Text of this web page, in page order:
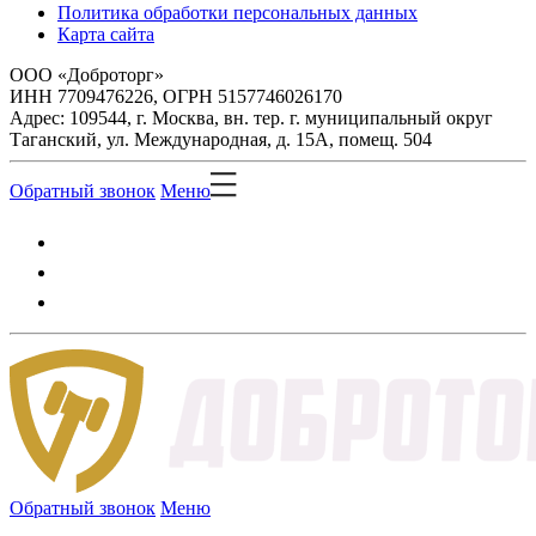
Политика обработки персональных данных
Карта сайта
ООО «Доброторг»
ИНН 7709476226, ОГРН 5157746026170
Адрес: 109544, г. Москва, вн. тер. г. муниципальный округ
Таганский, ул. Международная, д. 15А, помещ. 504
Обратный звонок Меню
Обратный звонок Меню